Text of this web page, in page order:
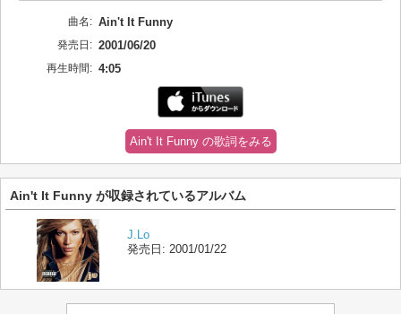
曲名: Ain't It Funny
発売日: 2001/06/20
再生時間: 4:05
Ain't It Funny の歌詞をみる
Ain't It Funny が収録されているアルバム
J.Lo
発売日: 2001/01/22